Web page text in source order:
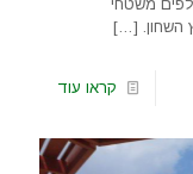
משטחי
השחון. […]
קראו עוד